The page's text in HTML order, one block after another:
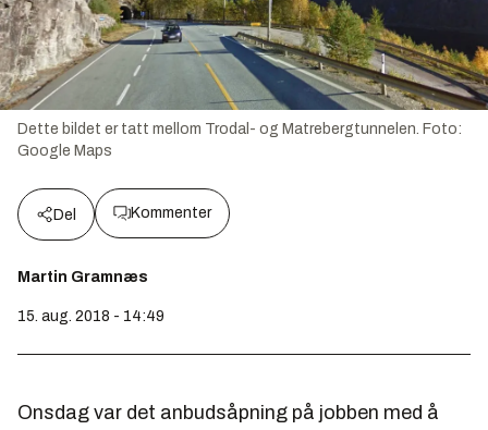
Dette bildet er tatt mellom Trodal- og Matrebergtunnelen. Foto:
Google Maps
Del Kommenter
Martin Gramnæs
15. aug. 2018 - 14:49
Onsdag var det anbudsåpning på jobben med å